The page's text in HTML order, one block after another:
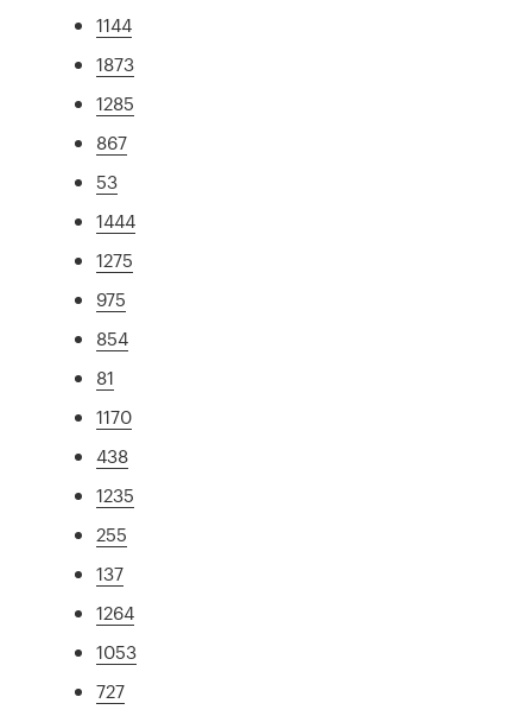
1144
1873
1285
867
53
1444
1275
975
854
81
1170
438
1235
255
137
1264
1053
727